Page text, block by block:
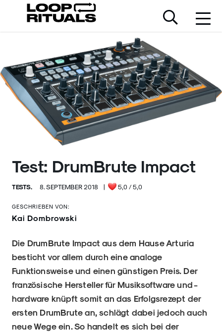
Test: DrumBrute Impact
TESTS. 8. SEPTEMBER 2018 | 5,0 / 5,0
GESCHRIEBEN VON:
Kai Dombrowski
Die DrumBrute Impact aus dem Hause Arturia
besticht vor allem durch eine analoge
Funktionsweise und einen günstigen Preis. Der
französische Hersteller für Musiksoftware und -
hardware knüpft somit an das Erfolgsrezept der
ersten DrumBrute an, schlägt dabei jedoch auch
neue Wege ein. So handelt es sich bei der